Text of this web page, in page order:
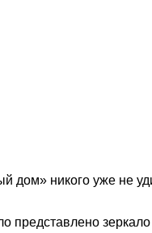
дом» никого уже не
представлено зеркало